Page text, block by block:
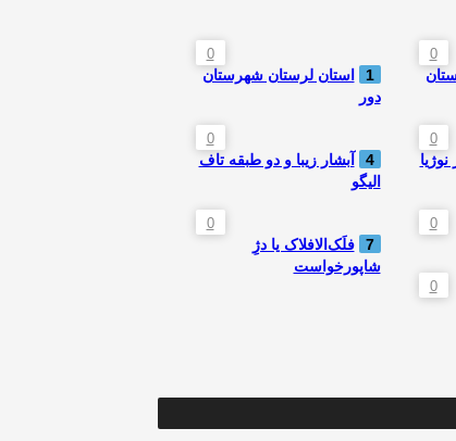
0
1
استان لرستان شهرستان
دور
0
0
4
آبشار زیبا و دو طبقه تاف
الیگو
0
0
7
فلَک‌الافلاک یا دژِ
شاپورخواست
0
0